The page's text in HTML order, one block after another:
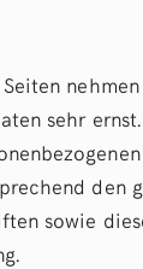
sehr
den
sowie